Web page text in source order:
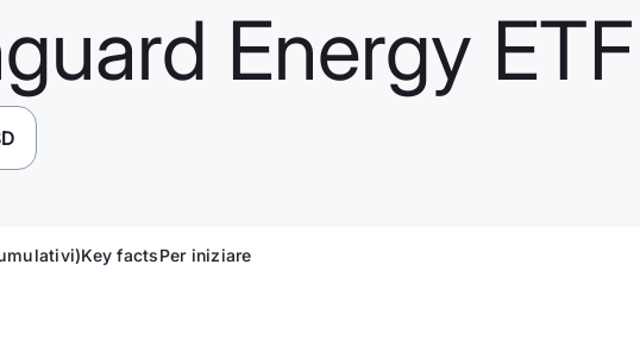
Energy ETF
Key factsPer iniziare